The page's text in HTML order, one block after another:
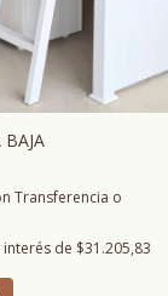
BAJA
Transferencia o
interés de $31.205,83